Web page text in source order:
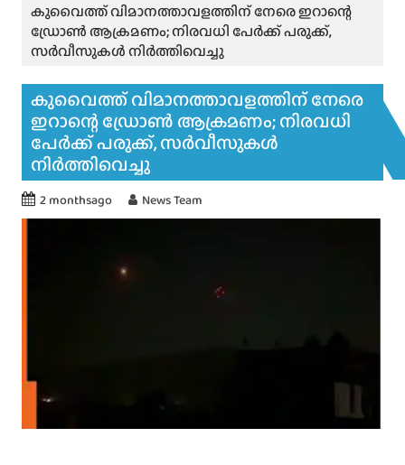
കുവൈത്ത് വിമാനത്താവളത്തിന് നേരെ ഇറാന്റെ
ഡ്രോൺ ആക്രമണം; നിരവധി പേർക്ക് പരുക്ക്,
സർവീസുകൾ നിർത്തിവെച്ചു
കുവൈത്ത് വിമാനത്താവളത്തിന് നേരെ
ഇറാന്റെ ഡ്രോൺ ആക്രമണം; നിരവധി
പേർക്ക് പരുക്ക്, സർവീസുകൾ
നിർത്തിവെച്ചു
2 monthsago News Team